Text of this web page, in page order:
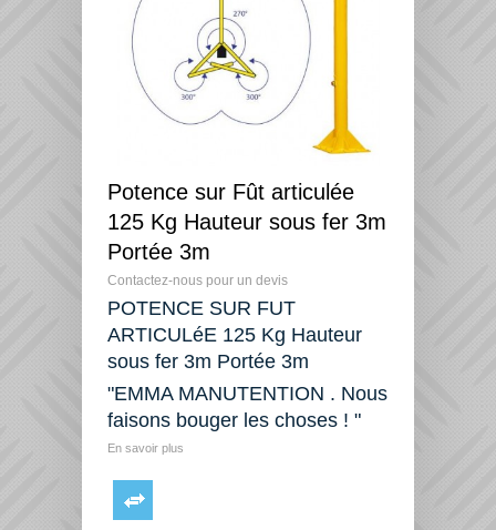
Potence sur Fût articulée
125 Kg Hauteur sous fer 3m
Portée 3m
Contactez-nous pour un devis
POTENCE SUR FUT
ARTICULéE 125 Kg Hauteur
sous fer 3m Portée 3m
"EMMA MANUTENTION . Nous
faisons bouger les choses ! "
En savoir plus